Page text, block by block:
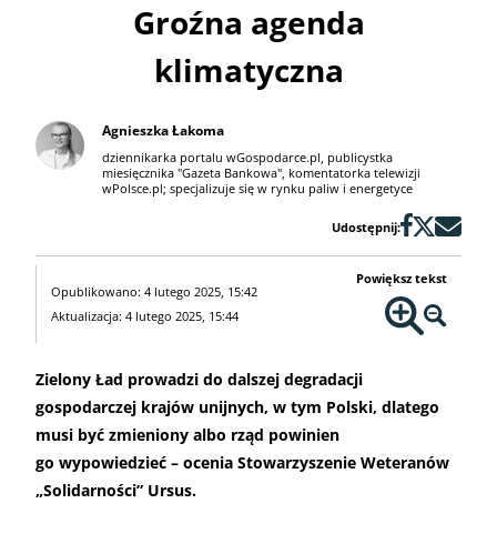
Groźna agenda
klimatyczna
Agnieszka Łakoma
dziennikarka portalu wGospodarce.pl, publicystka
miesięcznika "Gazeta Bankowa", komentatorka telewizji
wPolsce.pl; specjalizuje się w rynku paliw i energetyce
Udostępnij:
Opublikowano: 4 lutego 2025, 15:42
Aktualizacja: 4 lutego 2025, 15:44
Powiększ tekst
Zielony Ład prowadzi do dalszej degradacji
gospodarczej krajów unijnych, w tym Polski, dlatego
musi być zmieniony albo rząd powinien
go wypowiedzieć – ocenia Stowarzyszenie Weteranów
„Solidarności” Ursus.